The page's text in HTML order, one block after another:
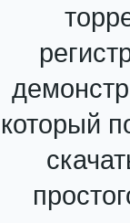
который